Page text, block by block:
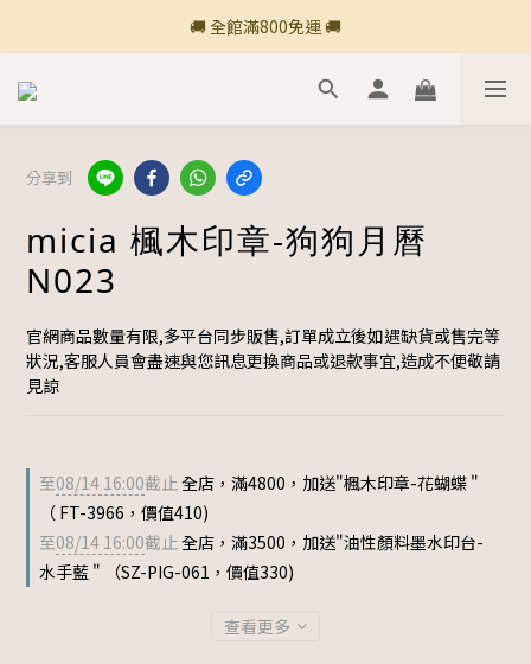
🚚 全館滿800免運 🚚
🚚 全館滿800免運 🚚
🍎 點三條橫線登入會員享購物點數回饋🍎
🚚 全館滿800免運 🚚
分享到
micia 楓木印章-狗狗月曆
N023
官網商品數量有限,多平台同步販售,訂單成立後如遇缺貨或售完等
狀況,客服人員會盡速與您訊息更換商品或退款事宜,造成不便敬請
見諒
至08/14 16:00截止全店，滿4800，加送"楓木印章-花蝴蝶 "
（ FT-3966，價值410)
至08/14 16:00截止全店，滿3500，加送"油性顏料墨水印台-
水手藍 " （SZ-PIG-061，價值330)
查看更多